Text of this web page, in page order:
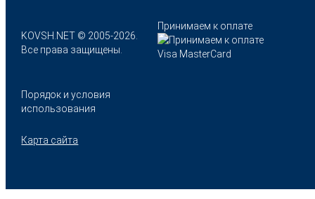
KOVSH.NET © 2005-2026.
Все права защищены.
Принимаем к оплате
Порядок и условия
использования
Карта сайта